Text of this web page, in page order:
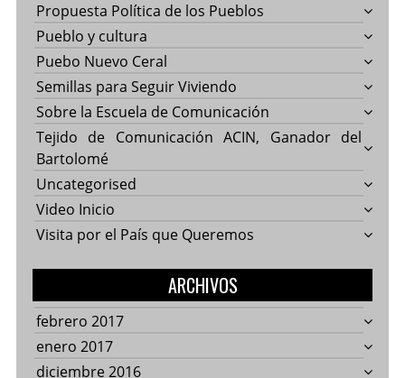
Propuesta Política de los Pueblos
Pueblo y cultura
Puebo Nuevo Ceral
Semillas para Seguir Viviendo
Sobre la Escuela de Comunicación
Tejido de Comunicación ACIN, Ganador del
Bartolomé
Uncategorised
Video Inicio
Visita por el País que Queremos
ARCHIVOS
febrero 2017
enero 2017
diciembre 2016